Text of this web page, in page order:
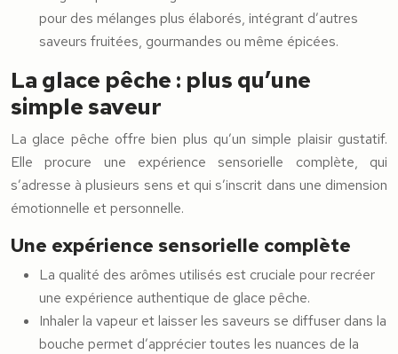
pour des mélanges plus élaborés, intégrant d’autres
saveurs fruitées, gourmandes ou même épicées.
La glace pêche : plus qu’une
simple saveur
La glace pêche offre bien plus qu’un simple plaisir gustatif.
Elle procure une expérience sensorielle complète, qui
s’adresse à plusieurs sens et qui s’inscrit dans une dimension
émotionnelle et personnelle.
Une expérience sensorielle complète
La qualité des arômes utilisés est cruciale pour recréer
une expérience authentique de glace pêche.
Inhaler la vapeur et laisser les saveurs se diffuser dans la
bouche permet d’apprécier toutes les nuances de la